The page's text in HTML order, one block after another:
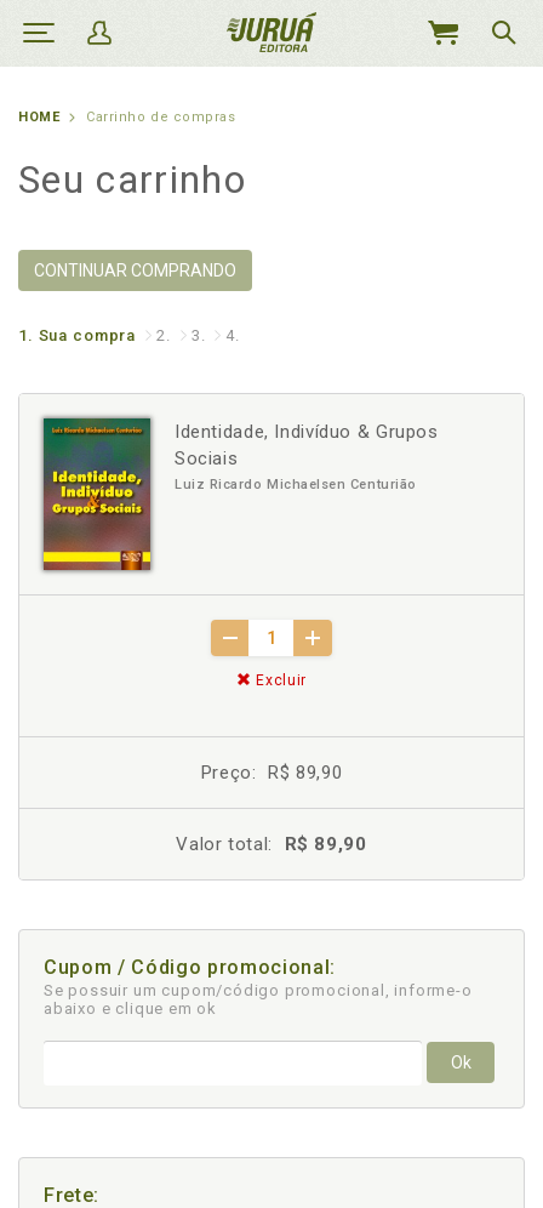
MEU
HOME Carrinho de compras
Seu carrinho
CONTINUAR COMPRANDO
1. Sua compra 2. 3. 4.
Identidade, Indivíduo & Grupos
Sociais
Luiz Ricardo Michaelsen Centurião
Excluir
Preço: R$ 89,90
Valor total: R$ 89,90
Cupom / Código promocional:
Se possuir um cupom/código promocional, informe-o
abaixo e clique em ok
Ok
Frete: